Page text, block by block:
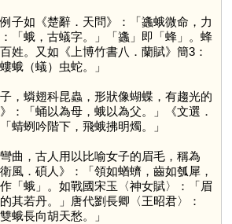
子如《楚辭．天問》：「蠭蛾微命，力
「蛾，古蟻字。」「蠭 」即「蜂」。蜂
姓。又如《上博竹書八．蘭賦》簡3：
蛾（蟻）虫蛇。」
，䗲翅科昆蟲，形狀像蝴蝶，有趨光的
：「蛹以為母，蛾以為父。」《文選．
蜻蛚吟階下，飛蛾拂明燭。」
，古人用以比喻女子的眉毛，稱為
風．碩人》：「領如蝤蠐，齒如瓠犀，
「蛾」。如戰國宋玉〈神女賦〉：「眉
其若丹。」唐代劉長卿〈王昭君〉：
蛾長向胡天愁。」